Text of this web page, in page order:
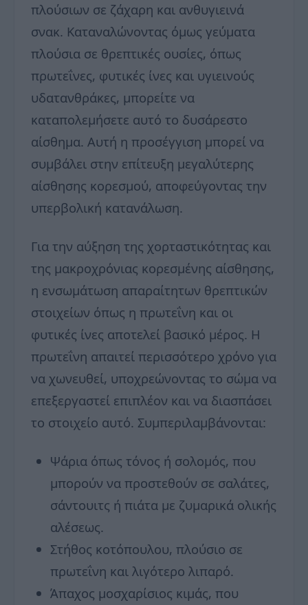
πλούσιων σε ζάχαρη και ανθυγιεινά
σνακ. Καταναλώνοντας όμως γεύματα
πλούσια σε θρεπτικές ουσίες, όπως
πρωτεΐνες, φυτικές ίνες και υγιεινούς
υδατανθράκες, μπορείτε να
καταπολεμήσετε αυτό το δυσάρεστο
αίσθημα. Αυτή η προσέγγιση μπορεί να
συμβάλει στην επίτευξη μεγαλύτερης
αίσθησης κορεσμού, αποφεύγοντας την
υπερβολική κατανάλωση.
Για την αύξηση της χορταστικότητας και
της μακροχρόνιας κορεσμένης αίσθησης,
η ενσωμάτωση απαραίτητων θρεπτικών
στοιχείων όπως η πρωτεΐνη και οι
φυτικές ίνες αποτελεί βασικό μέρος. Η
πρωτεΐνη απαιτεί περισσότερο χρόνο για
να χωνευθεί, υποχρεώνοντας το σώμα να
επεξεργαστεί επιπλέον και να διασπάσει
το στοιχείο αυτό. Συμπεριλαμβάνονται:
Ψάρια όπως τόνος ή σολομός, που
μπορούν να προστεθούν σε σαλάτες,
σάντουιτς ή πιάτα με ζυμαρικά ολικής
αλέσεως.
Στήθος κοτόπουλου, πλούσιο σε
πρωτεΐνη και λιγότερο λιπαρό.
Άπαχος μοσχαρίσιος κιμάς, που